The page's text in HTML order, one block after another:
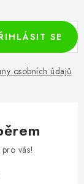
osobních údajů
SE
vás!